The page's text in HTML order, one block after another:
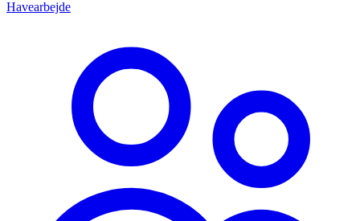
Havearbejde